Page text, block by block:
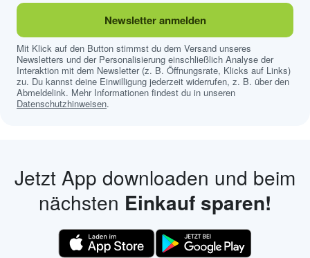
Newsletter anmelden
Mit Klick auf den Button stimmst du dem Versand unseres
Newsletters und der Personalisierung einschließlich Analyse der
Interaktion mit dem Newsletter (z. B. Öffnungsrate, Klicks auf Links)
zu. Du kannst deine Einwilligung jederzeit widerrufen, z. B. über den
Abmeldelink. Mehr Informationen findest du in unseren
Datenschutzhinweisen.
Jetzt App downloaden und beim
nächsten Einkauf sparen!